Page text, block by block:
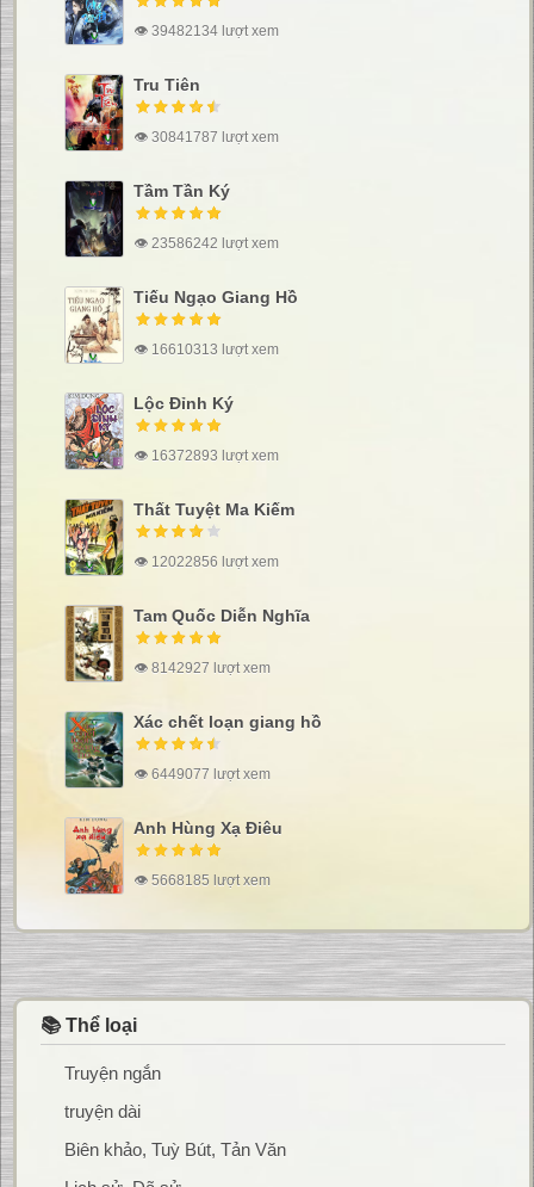
👁 39482134 lượt xem
Tru Tiên
👁 30841787 lượt xem
Tầm Tần Ký
👁 23586242 lượt xem
Tiếu Ngạo Giang Hồ
👁 16610313 lượt xem
Lộc Đỉnh Ký
👁 16372893 lượt xem
Thất Tuyệt Ma Kiếm
👁 12022856 lượt xem
Tam Quốc Diễn Nghĩa
👁 8142927 lượt xem
Xác chết loạn giang hồ
👁 6449077 lượt xem
Anh Hùng Xạ Điêu
👁 5668185 lượt xem
📚 Thể loại
Truyện ngắn
truyện dài
Biên khảo, Tuỳ Bút, Tản Văn